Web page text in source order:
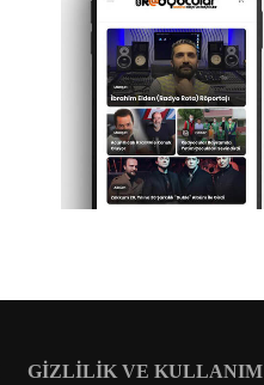
GIZLILIK VE KULLANIM